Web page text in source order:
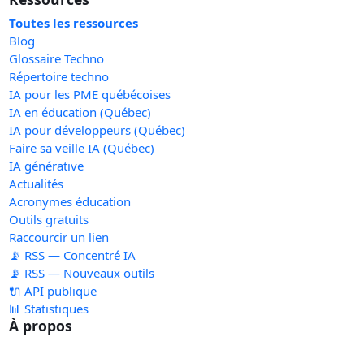
Toutes les ressources
Blog
Glossaire Techno
Répertoire techno
IA pour les PME québécoises
IA en éducation (Québec)
IA pour développeurs (Québec)
Faire sa veille IA (Québec)
IA générative
Actualités
Acronymes éducation
Outils gratuits
Raccourcir un lien
📡 RSS — Concentré IA
📡 RSS — Nouveaux outils
🔌 API publique
📊 Statistiques
À propos